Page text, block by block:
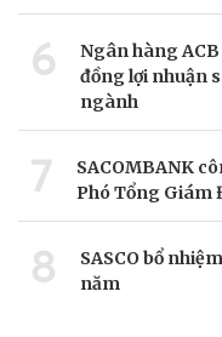
6
Ngân hàng
đồng lợi nhuận
ngành
7
SACOMBANK
Phó Tổng Giám
8
SASCO bổ
năm